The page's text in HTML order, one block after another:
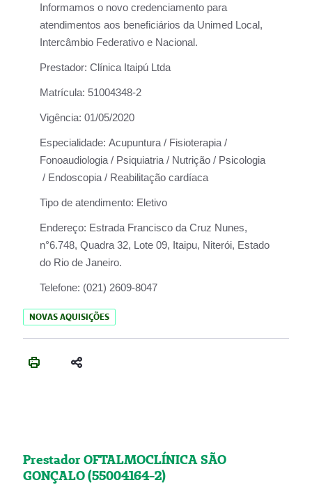
Informamos o novo credenciamento para
atendimentos aos beneficiários da Unimed Local,
Intercâmbio Federativo e Nacional.
Prestador: Clínica Itaipú Ltda
Matrícula: 51004348-2
Vigência: 01/05/2020
Especialidade: Acupuntura / Fisioterapia /
Fonoaudiologia / Psiquiatria / Nutrição / Psicologia
/ Endoscopia / Reabilitação cardíaca
Tipo de atendimento: Eletivo
Endereço: Estrada Francisco da Cruz Nunes,
n°6.748, Quadra 32, Lote 09, Itaipu, Niterói, Estado
do Rio de Janeiro.
Telefone: (021) 2609-8047
NOVAS AQUISIÇÕES
Prestador OFTALMOCLÍNICA SÃO
GONÇALO (55004164-2)